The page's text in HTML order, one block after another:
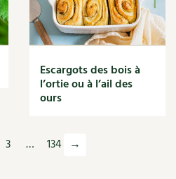
Escargots des bois à
l’ortie ou à l’ail des
ours
3 … 134 →